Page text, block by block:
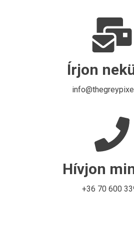
Írjon
Hívjon
+36 70 600